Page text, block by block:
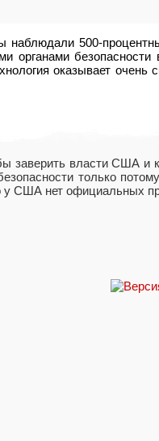
500-
органами
оказывает очень
заверить власти США и
только
США нет официальных